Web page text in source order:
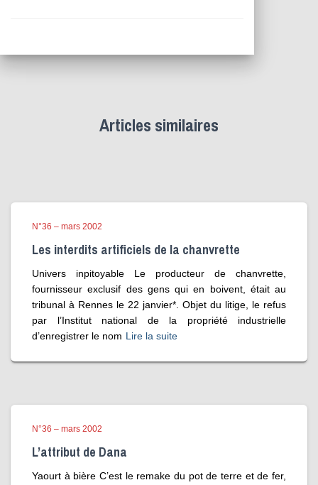
Articles similaires
N°36 – mars 2002
Les interdits artificiels de la chanvrette
Univers inpitoyable Le producteur de chanvrette,
fournisseur exclusif des gens qui en boivent, était au
tribunal à Rennes le 22 janvier*. Objet du litige, le refus
par l’Institut national de la propriété industrielle
d’enregistrer le nom Lire la suite
N°36 – mars 2002
L’attribut de Dana
Yaourt à bière C’est le remake du pot de terre et de fer,